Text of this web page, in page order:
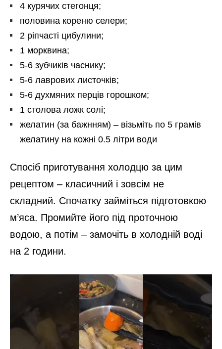
4 курячих стегонця;
половина кореню селери;
2 ріпчасті цибулини;
1 морквина;
5-6 зубчиків часнику;
5-6 лаврових листочків;
5-6 духмяних перців горошком;
1 столова ложк солі;
желатин (за бажнням) – візьміть по 5 грамів
желатину на кожні 0.5 літри води
Спосіб приготування холодцю за цим
рецептом – класичний і зовсім не
складний. Спочатку займіться підготовкою
м’яса. Промийте його під проточною
водою, а потім – замочіть в холодній воді
на 2 години.